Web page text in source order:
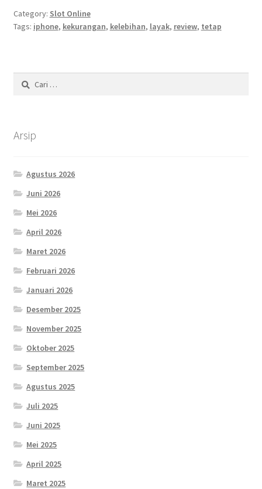
Category: Slot Online
Tags: iphone, kekurangan, kelebihan, layak, review, tetap
Cari
untuk:
Arsip
Agustus 2026
Juni 2026
Mei 2026
April 2026
Maret 2026
Februari 2026
Januari 2026
Desember 2025
November 2025
Oktober 2025
September 2025
Agustus 2025
Juli 2025
Juni 2025
Mei 2025
April 2025
Maret 2025